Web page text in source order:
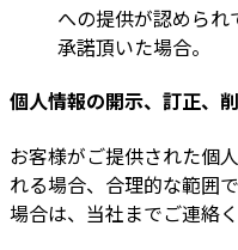
への提供が認めら
承諾頂いた場合。
個人情報の開示、訂正、
お客様がご提供された個
れる場合、合理的な範囲
場合は、当社までご連絡く